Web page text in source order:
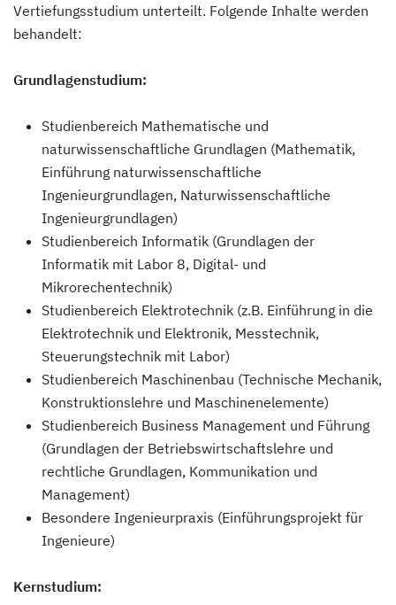
Vertiefungsstudium unterteilt. Folgende Inhalte werden
behandelt:
Grundlagenstudium:
Studienbereich Mathematische und
naturwissenschaftliche Grundlagen (Mathematik,
Einführung naturwissenschaftliche
Ingenieurgrundlagen, Naturwissenschaftliche
Ingenieurgrundlagen)
Studienbereich Informatik (Grundlagen der
Informatik mit Labor 8, Digital- und
Mikrorechentechnik)
Studienbereich Elektrotechnik (z.B. Einführung in die
Elektrotechnik und Elektronik, Messtechnik,
Steuerungstechnik mit Labor)
Studienbereich Maschinenbau (Technische Mechanik,
Konstruktionslehre und Maschinenelemente)
Studienbereich Business Management und Führung
(Grundlagen der Betriebswirtschaftslehre und
rechtliche Grundlagen, Kommunikation und
Management)
Besondere Ingenieurpraxis (Einführungsprojekt für
Ingenieure)
Kernstudium: